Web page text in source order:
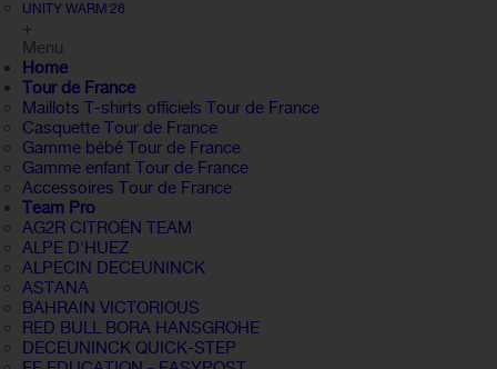
UNITY WARM 26
+
Menu
Home
Tour de France
Maillots T-shirts officiels Tour de France
Casquette Tour de France
Gamme bébé Tour de France
Gamme enfant Tour de France
Accessoires Tour de France
Team Pro
AG2R CITROËN TEAM
ALPE D'HUEZ
ALPECIN DECEUNINCK
ASTANA
BAHRAIN VICTORIOUS
RED BULL BORA HANSGROHE
DECEUNINCK QUICK-STEP